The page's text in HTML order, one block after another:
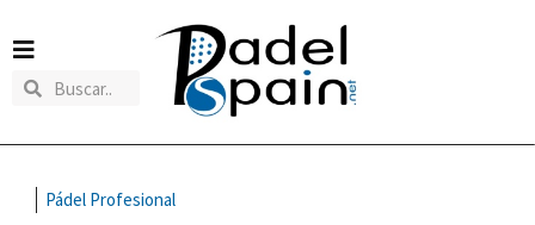
Pádel Profesional